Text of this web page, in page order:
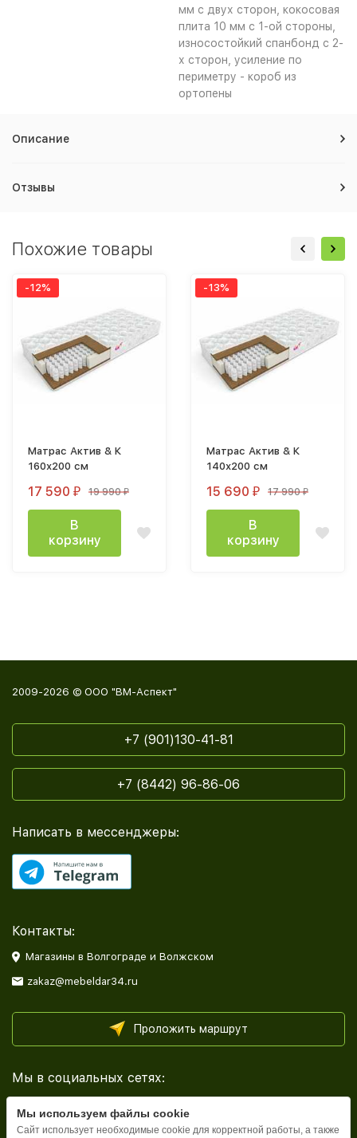
мм с двух сторон, кокосовая
плита 10 мм с 1-ой стороны,
износостойкий спанбонд с 2-
х сторон, усиление по
периметру - короб из
ортопены
Описание
Отзывы
Похожие товары
-12%
Матрас Актив & К
160х200 см
17 590 ₽ 19 990₽
В
корзину
-13%
Матрас Актив & К
140х200 см
15 690 ₽ 17 990₽
В
корзину
2009-2026 © ООО "ВМ-Аспект"
+7 (901)130-41-81
+7 (8442) 96-86-06
Написать в мессенджеры:
Контакты:
Магазины в Волгограде и Волжском
zakaz@mebeldar34.ru
Проложить маршрут
Мы в социальных сетях:
Мы используем файлы cookie
Сайт использует необходимые cookie для корректной работы, а также